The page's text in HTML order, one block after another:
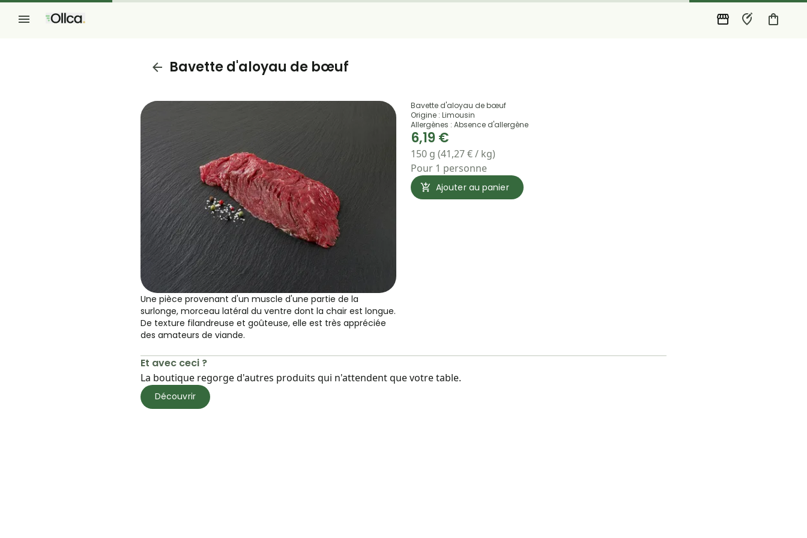
Bavette d'aloyau de bœuf
Une pièce provenant d'un muscle d'une partie de la
surlonge, morceau latéral du ventre dont la chair est longue.
De texture filandreuse et goûteuse, elle est très appréciée
des amateurs de viande.
Bavette d'aloyau de bœuf
Origine : Limousin
Allergènes : Absence d'allergène
6,19 €
150 g (41,27 € / kg)
Pour 1 personne
Ajouter au panier
Et avec ceci ?
La boutique regorge d'autres produits qui n'attendent que votre table.
Découvrir